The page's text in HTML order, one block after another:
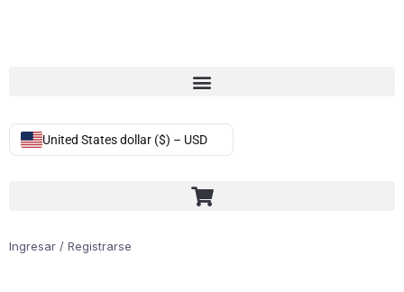
United States dollar ($) – USD
Ingresar / Registrarse